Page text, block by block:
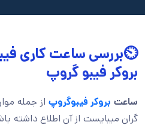
⏲️بررسی ساعت کاری
بروکر فیبو گروپ
ساعت بروکر فیبوگروپ از جمله
گران میبایست از آن اطلاع داشته